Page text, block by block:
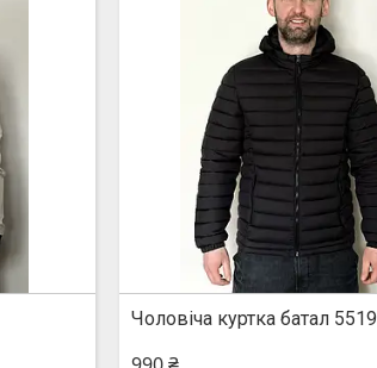
Чоловіча куртка батал 5519